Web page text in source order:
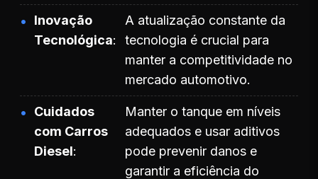
Inovação
Tecnológica
A atualização constante da
tecnologia é crucial para
manter a competitividade no
mercado automotivo.
Cuidados
com Carros
Diesel
Manter o tanque em níveis
adequados e usar aditivos
pode prevenir danos e
garantir a eficiência do